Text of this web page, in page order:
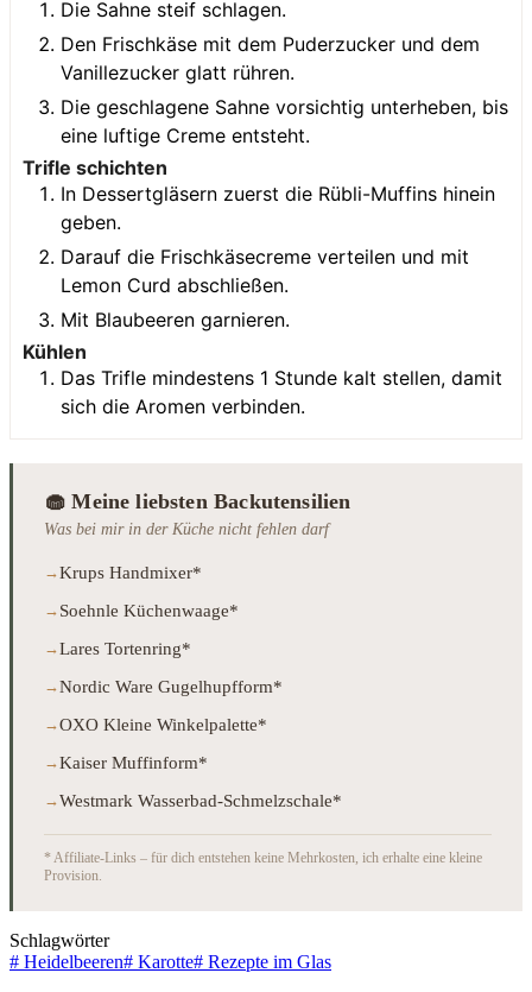
Die Sahne steif schlagen.
Den Frischkäse mit dem Puderzucker und dem
Vanillezucker glatt rühren.
Die geschlagene Sahne vorsichtig unterheben, bis
eine luftige Creme entsteht.
Trifle schichten
In Dessertgläsern zuerst die Rübli-Muffins hinein
geben.
Darauf die Frischkäsecreme verteilen und mit
Lemon Curd abschließen.
Mit Blaubeeren garnieren.
Kühlen
Das Trifle mindestens 1 Stunde kalt stellen, damit
sich die Aromen verbinden.
🧁 Meine liebsten Backutensilien
Was bei mir in der Küche nicht fehlen darf
Krups Handmixer*
Soehnle Küchenwaage*
Lares Tortenring*
Nordic Ware Gugelhupfform*
OXO Kleine Winkelpalette*
Kaiser Muffinform*
Westmark Wasserbad-Schmelzschale*
* Affiliate-Links – für dich entstehen keine Mehrkosten, ich erhalte eine kleine
Provision.
Schlagwörter
# Heidelbeeren# Karotte# Rezepte im Glas